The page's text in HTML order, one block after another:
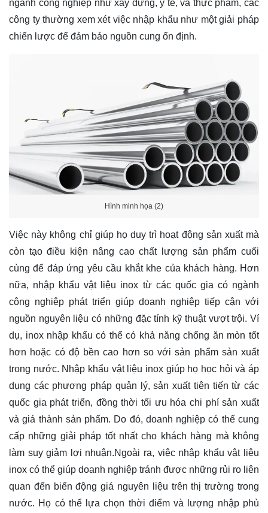
ngành công nghiệp như xây dựng, y tế, và thực phẩm, các
công ty thường xem xét việc nhập khẩu như một giải pháp
chiến lược để đảm bảo nguồn cung ổn định.
Hình minh họa (2)
Việc này không chỉ giúp họ duy trì hoạt động sản xuất mà
còn tạo điều kiện nâng cao chất lượng sản phẩm cuối
cùng để đáp ứng yêu cầu khắt khe của khách hàng. Hơn
nữa, nhập khẩu vật liệu inox từ các quốc gia có ngành
công nghiệp phát triển giúp doanh nghiệp tiếp cận với
nguồn nguyên liệu có những đặc tính kỹ thuật vượt trội. Ví
dụ, inox nhập khẩu có thể có khả năng chống ăn mòn tốt
hơn hoặc có độ bền cao hơn so với sản phẩm sản xuất
trong nước. Nhập khẩu vật liệu inox giúp họ học hỏi và áp
dụng các phương pháp quản lý, sản xuất tiên tiến từ các
quốc gia phát triển, đồng thời tối ưu hóa chi phí sản xuất
và giá thành sản phẩm. Do đó, doanh nghiệp có thể cung
cấp những giải pháp tốt nhất cho khách hàng mà không
làm suy giảm lợi nhuận.Ngoài ra, việc nhập khẩu vật liệu
inox có thể giúp doanh nghiệp tránh được những rủi ro liên
quan đến biến động giá nguyên liệu trên thị trường trong
nước. Họ có thể lựa chọn thời điểm và lượng nhập phù